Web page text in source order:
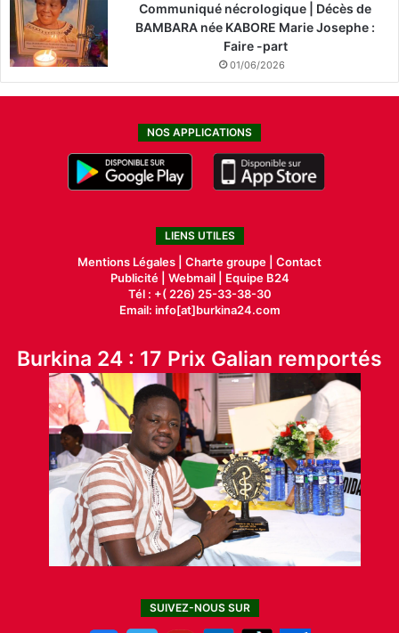
Communiqué nécrologique | Décès de
BAMBARA née KABORE Marie Josephe :
Faire -part
01/06/2026
NOS APPLICATIONS
LIENS UTILES
Mentions Légales | Charte groupe | Contact
Publicité| Webmail |
Equipe B24
Tél : +( 226) 25-33-38-30
Email: info[at]burkina24.com
Burkina 24 : 17 Prix Galian remportés
SUIVEZ-NOUS SUR